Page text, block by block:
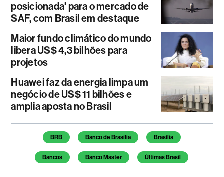
posicionada' para o mercado de
SAF, com Brasil em destaque
Maior fundo climático do mundo
libera US$ 4,3 bilhões para
projetos
Huawei faz da energia limpa um
negócio de US$ 11 bilhões e
amplia aposta no Brasil
Temas deste artigo
BRB Banco de Brasília Brasília
Bancos Banco Master Últimas Brasil